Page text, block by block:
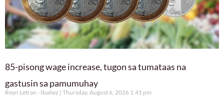
85-pisong wage increase, tugon sa tumataas na
gastusin sa pamumuhay
Reyn Letran - Ibañez Thursday, August 6, 2026 1:41 pm